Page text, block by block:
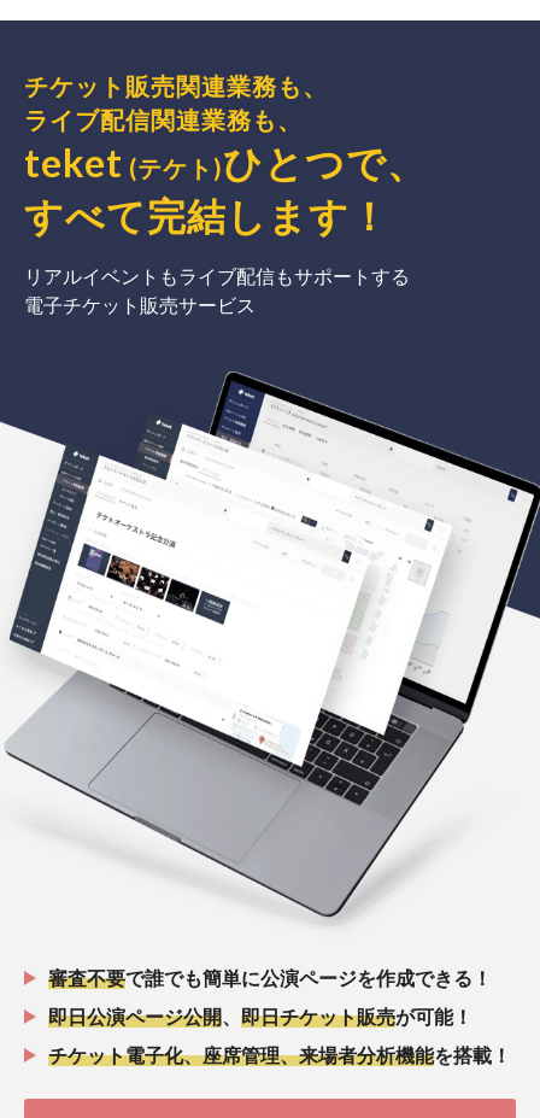
チケット販売関連業務も、
ライブ配信関連業務も、
teket (テケト)ひとつで、
すべて完結 します ！
リアルイベントもライブ配信もサポートする
電子チケット販売サービス
審査不要で誰でも簡単に公演ページを作成できる！
即日公演ページ公開
即日チケット販売が可能！
チケット電子化、座席管理、来場者分析機能を搭載！